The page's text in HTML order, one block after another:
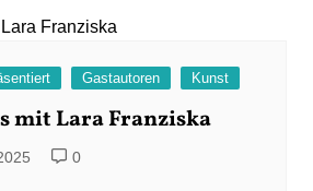
Gastautoren Kunst
mit Lara Franziska
0